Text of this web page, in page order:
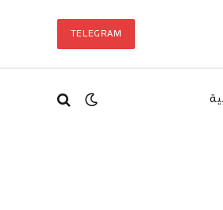
TELEGRAM